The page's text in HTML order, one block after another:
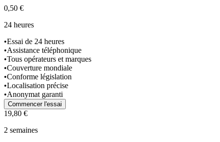
0,50 €
24 heures
•Essai de 24 heures
•Assistance téléphonique
•Tous opérateurs et marques
•Couverture mondiale
•Conforme législation
•Localisation précise
•Anonymat garanti
Commencer l'essai
19,80 €
2 semaines